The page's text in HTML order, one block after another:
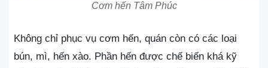
Cơm hến Tâm Phúc
Không chỉ phục vụ cơm hến, quán còn có các loại
bún, mì, hến xào. Phần hến được chế biến khá kỹ